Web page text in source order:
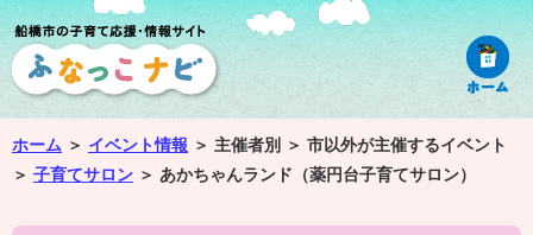
ホーム ＞ イベント情報 ＞ 主催者別 ＞ 市以外が主催するイベント
＞ 子育てサロン ＞ あかちゃんランド（薬円台子育てサロン）